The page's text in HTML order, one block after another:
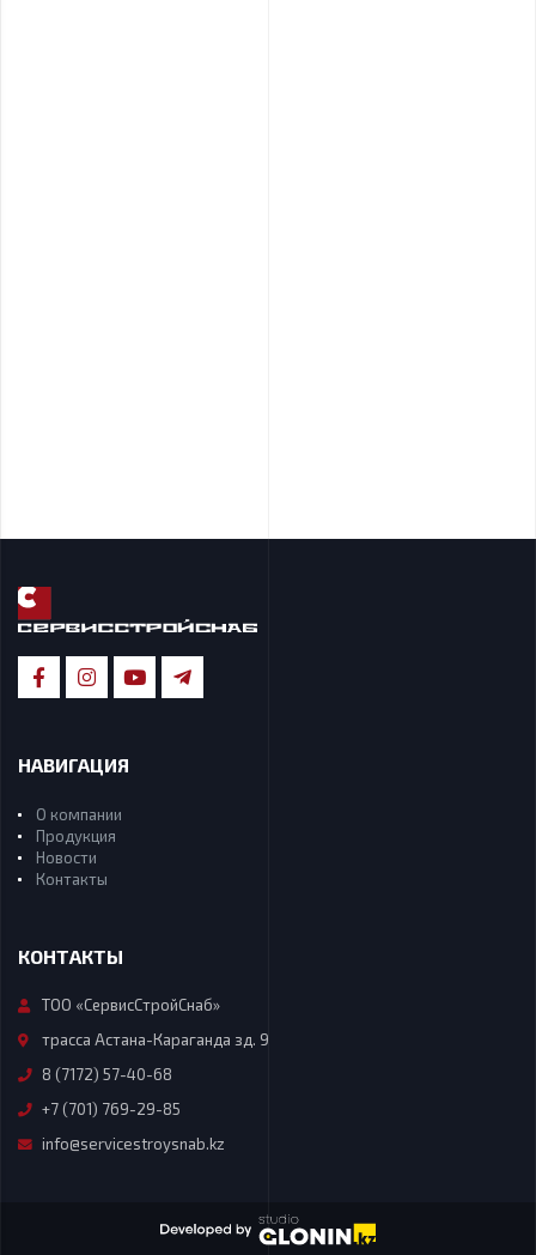
НАВИГАЦИЯ
О компании
Продукция
Новости
Контакты
КОНТАКТЫ
ТОО «СервисСтройСнаб»
трасса Астана-Караганда зд. 9
8 (7172) 57-40-68
+7 (701) 769-29-85
info@servicestroysnab.kz